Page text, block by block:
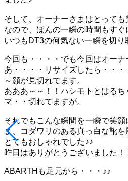
そして、オーナーさまはとって
なので、ほんの一瞬の時間もすぐ
いつもDT3の何気ない一瞬を切り
今回も・・・・でも今回はオーナ
あ・・・・リサイズしたら・・
～顔が見切れてます。
あああ～～！！ハシモトとはる
マ・・切れてますが。
それでもこんな瞬間を一瞬で笑
ま、コダワリのある真っ白な靴
とてもおしゃれでした♪♪
昨日はありがとうございました！
ABARTHも足元から・・・♪♪